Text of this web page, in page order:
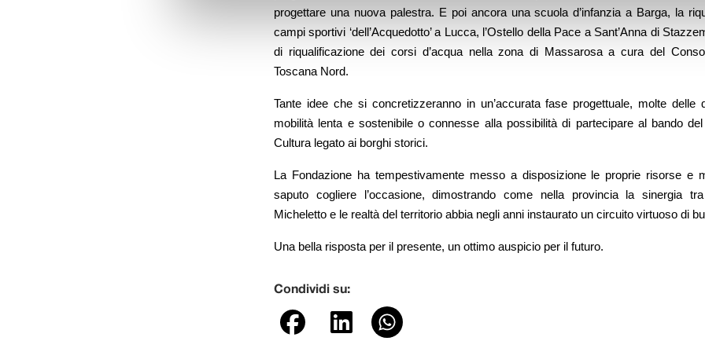
progettare una nuova palestra. E poi ancora una scuola d’infanzia a Barga, la
campi sportivi ‘dell’Acquedotto’ a Lucca, l’Ostello della Pace a Sant’Anna di
di riqualificazione dei corsi d’acqua nella zona di Massarosa a cura del
Toscana Nord.
Tante idee che si concretizzeranno in un’accurata fase progettuale, molte delle
mobilità lenta e sostenibile o connesse alla possibilità di partecipare al bando
Cultura legato ai borghi storici.
La Fondazione ha tempestivamente messo a disposizione le proprie risorse e
saputo cogliere l’occasione, dimostrando come nella provincia la sinergia
Micheletto e le realtà del territorio abbia negli anni instaurato un circuito virtuoso di
Una bella risposta per il presente, un ottimo auspicio per il futuro.
Condividi su: